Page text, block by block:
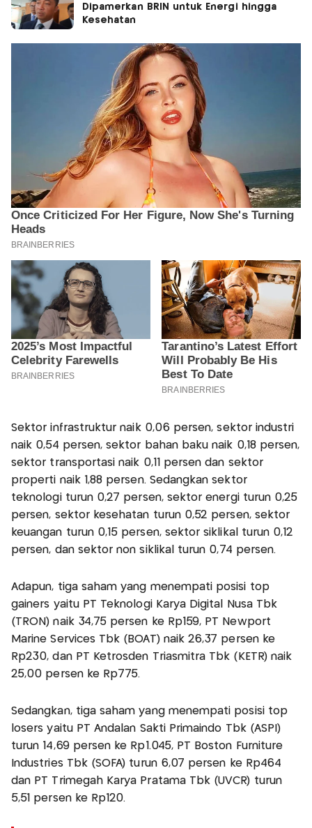
Dipamerkan BRIN untuk Energi hingga
Kesehatan
Sektor infrastruktur naik 0,06 persen, sektor industri
naik 0,54 persen, sektor bahan baku naik 0,18 persen,
sektor transportasi naik 0,11 persen dan sektor
properti naik 1,88 persen. Sedangkan sektor
teknologi turun 0,27 persen, sektor energi turun 0,25
persen, sektor kesehatan turun 0,52 persen, sektor
keuangan turun 0,15 persen, sektor siklikal turun 0,12
persen, dan sektor non siklikal turun 0,74 persen.
Adapun, tiga saham yang menempati posisi top
gainers yaitu PT Teknologi Karya Digital Nusa Tbk
(TRON) naik 34,75 persen ke Rp159, PT Newport
Marine Services Tbk (BOAT) naik 26,37 persen ke
Rp230, dan PT Ketrosden Triasmitra Tbk (KETR) naik
25,00 persen ke Rp775.
Sedangkan, tiga saham yang menempati posisi top
losers yaitu PT Andalan Sakti Primaindo Tbk (ASPI)
turun 14,69 persen ke Rp1.045, PT Boston Furniture
Industries Tbk (SOFA) turun 6,07 persen ke Rp464
dan PT Trimegah Karya Pratama Tbk (UVCR) turun
5,51 persen ke Rp120.